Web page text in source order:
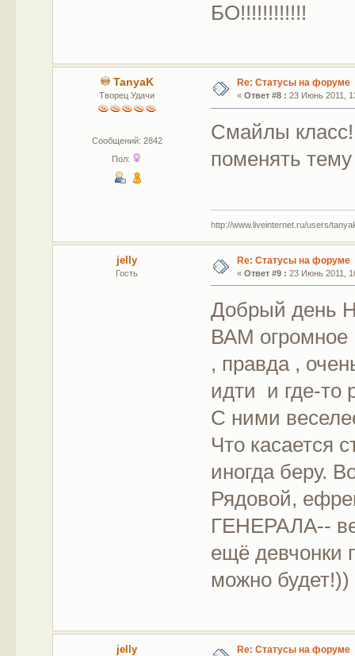
БО!!!!!!!!!!!!
TanyaK
Творец Удачи
Сообщений: 2842
Пол:
Re: Статусы на форуме
« Ответ #8 : 23 Июнь 2011,
Смайлы
поменять тему
http://www.liveinternet.ru/users/
jelly
Гость
Re: Статусы на форуме
« Ответ #9 : 23 Июнь 2011,
Добрый день
ВАМ огромное
, правда ,
идти и где-то
С ними
Что касается
иногда беру.
Рядовой,
ГЕНЕРАЛА--
ещё девчонки
можно
jelly Re: Статусы на форуме